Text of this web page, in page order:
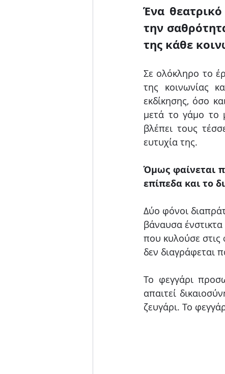
Ένα
την
της κάθε
Σε ολόκληρο το
της κοινωνίας
εκδίκησης, όσο
μετά το γάμο το
βλέπει τους
ευτυχία της.
Όμως φαίνεται
Δύο φόνοι
βάναυσα
που κυλούσε
δεν διαγράφεται
Το φεγγάρι
απαιτεί
ζευγάρι. Το